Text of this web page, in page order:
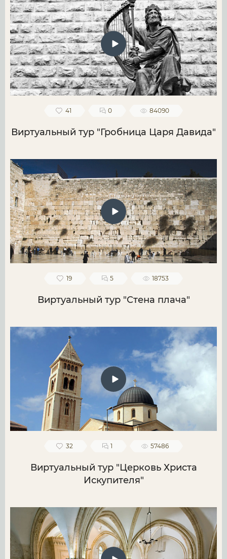
41 0 84090
Виртуальный тур "Гробница Царя Давида"
19 5 18753
Виртуальный тур "Стена плача"
32 1 57486
Виртуальный тур "Церковь Христа
Искупителя"